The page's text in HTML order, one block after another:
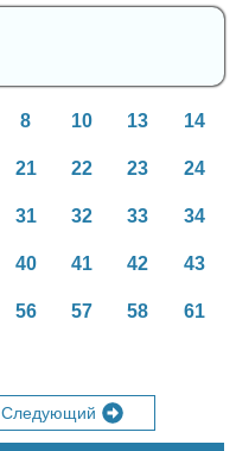
8 10 13 14
21 22 23 24
31 32 33 34
40 41 42 43
56 57 58 61
Следующий